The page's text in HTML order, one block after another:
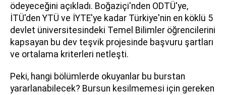
ödeyeceğini açıkladı. Boğaziçi'nden ODTÜ'ye,
İTÜ'den YTÜ ve İYTE'ye kadar Türkiye'nin en köklü 5
devlet üniversitesindeki Temel Bilimler öğrencilerini
kapsayan bu dev teşvik projesinde başvuru şartları
ve ortalama kriterleri netleşti.
Peki, hangi bölümlerde okuyanlar bu burstan
yararlanabilecek? Bursun kesilmemesi için gereken